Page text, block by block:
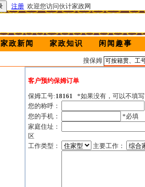
注册 欢迎您访问伙计家政网
家政新闻 家政知识 闲闻趣事
搜保姆
客户预约保姆订单
保姆工号:18161
*如果没有，可以不填写
您的称呼：
您的手机：
*必填
家庭住址：
区
工作类型：
主要工作：